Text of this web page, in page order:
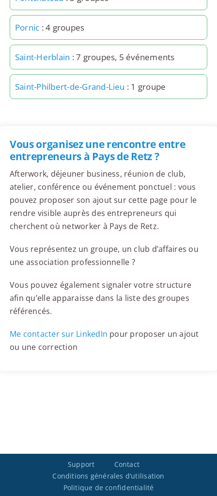
Pornic : 4 groupes
Saint-Herblain : 7 groupes, 5 événements
Saint-Philbert-de-Grand-Lieu : 1 groupe
Vous organisez une rencontre entre
entrepreneurs à Pays de Retz ?
Afterwork, déjeuner business, réunion de club,
atelier, conférence ou événement ponctuel : vous
pouvez proposer son ajout sur cette page pour le
rendre visible auprès des entrepreneurs qui
cherchent où networker à Pays de Retz.
Vous représentez un groupe, un club d’affaires ou
une association professionnelle ?
Vous pouvez également signaler votre structure
afin qu’elle apparaisse dans la liste des groupes
référencés.
Me contacter sur LinkedIn pour proposer un ajout
ou une correction
Support
Contact
Conditions générales d’utilisation
Politique de confidentialité